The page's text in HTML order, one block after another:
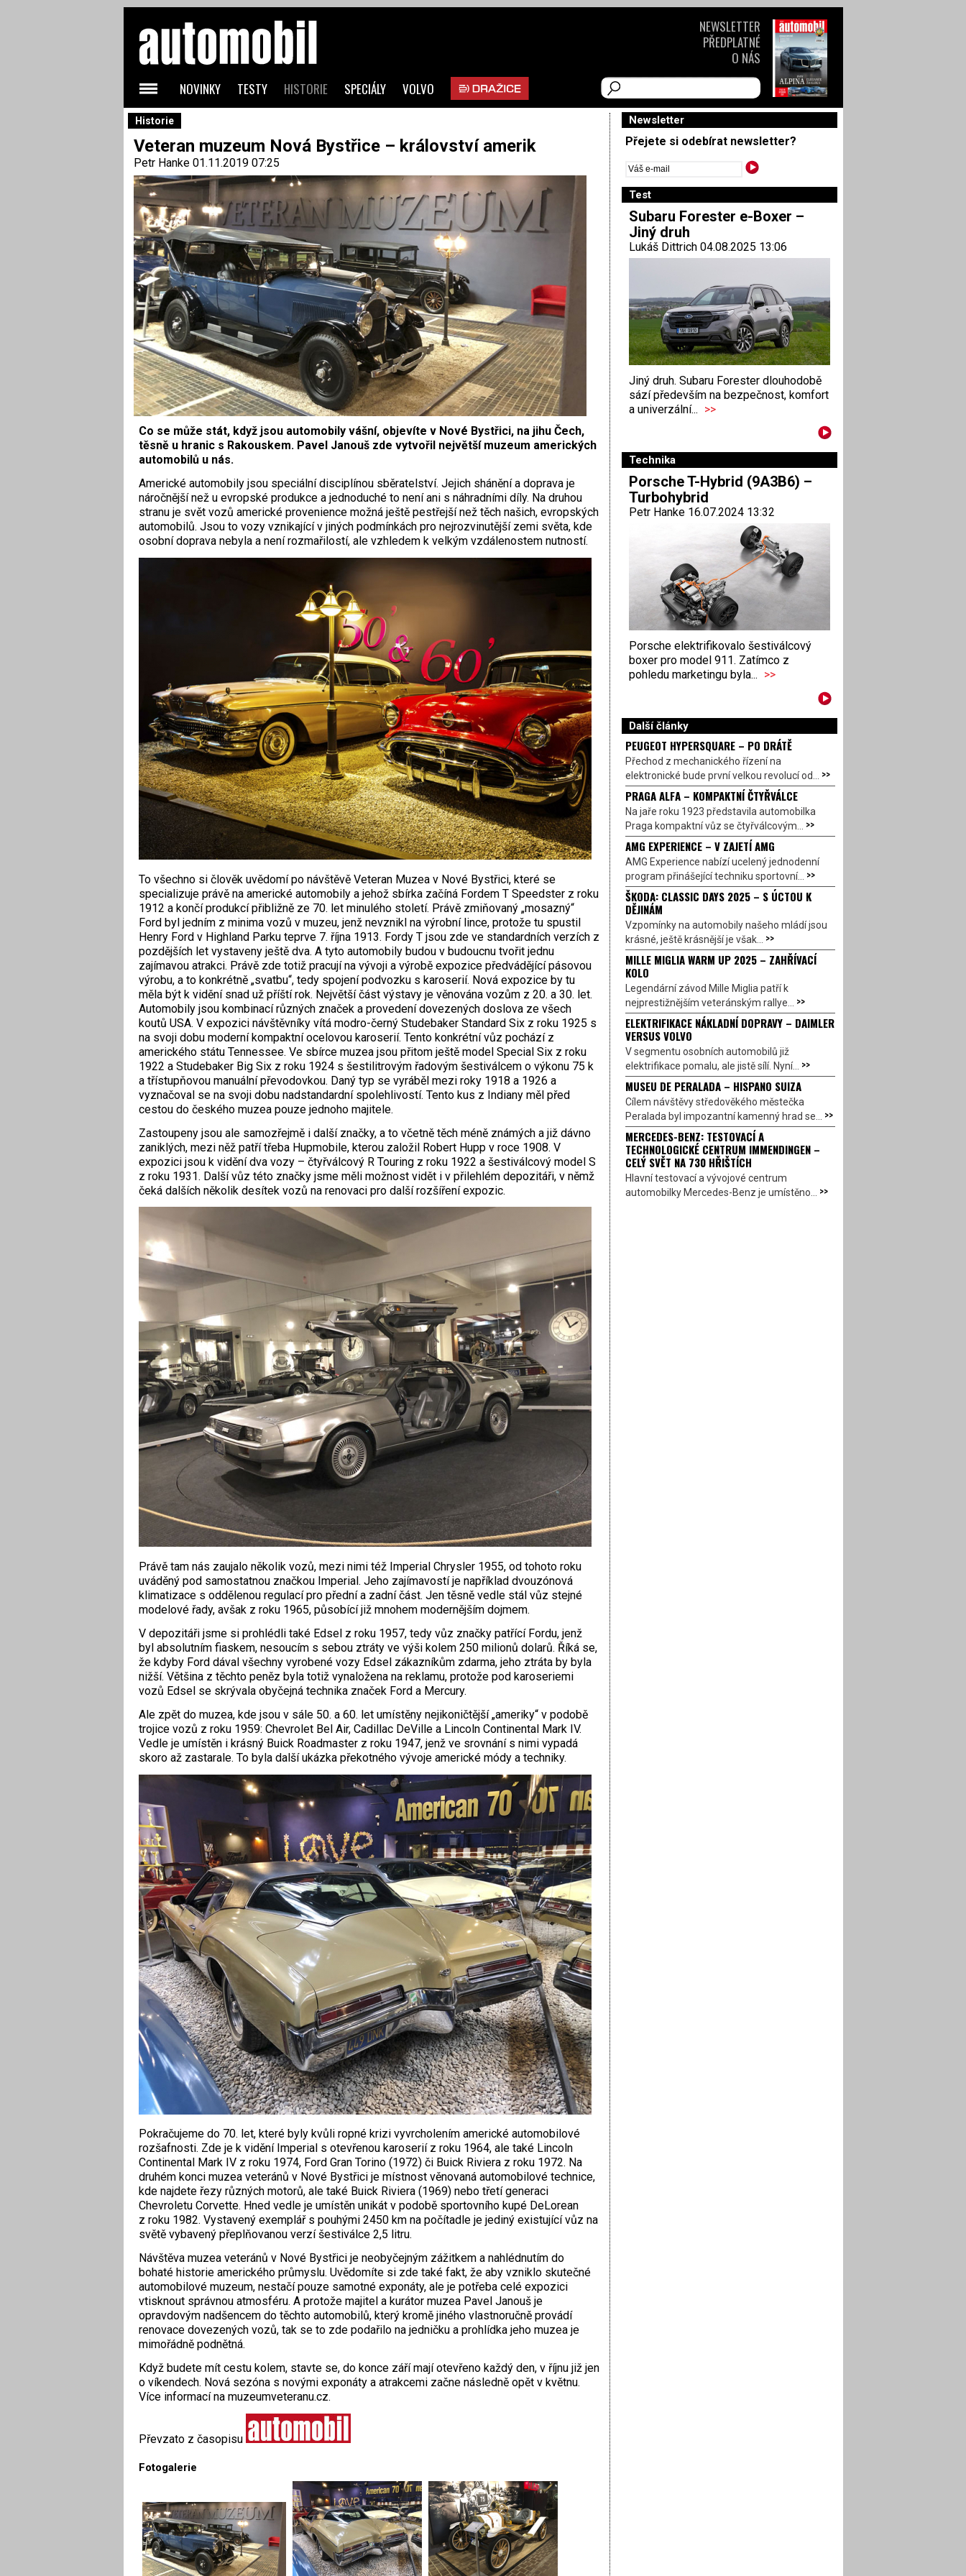
Historie
Veteran muzeum Nová Bystřice – království amerik
Petr Hanke01.11.2019 07:25
Co se může stát, když jsou automobily vášní, objevíte v Nové Bystřici, na jihu Čech,
těsně u hranic s Rakouskem. Pavel Janouš zde vytvořil největší muzeum amerických
automobilů u nás.
Americké automobily jsou speciální disciplínou sběratelství. Jejich shánění a doprava je
náročnější než u evropské produkce a jednoduché to není ani s náhradními díly. Na druhou
stranu je svět vozů americké provenience možná ještě pestřejší než těch našich, evropských
automobilů. Jsou to vozy vznikající v jiných podmínkách pro nejrozvinutější zemi světa, kde
osobní doprava nebyla a není rozmařilostí, ale vzhledem k velkým vzdálenostem nutností.
To všechno si člověk uvědomí po návštěvě Veteran Muzea v Nové Bystřici, které se
specializuje právě na americké automobily a jehož sbírka začíná Fordem T Speedster z roku
1912 a končí produkcí přibližně ze 70. let minulého století. Právě zmiňovaný „mosazný“
Ford byl jedním z minima vozů v muzeu, jenž nevznikl na výrobní lince, protože tu spustil
Henry Ford v Highland Parku teprve 7. října 1913. Fordy T jsou zde ve standardních verzích z
pozdějších let vystaveny ještě dva. A tyto automobily budou v budoucnu tvořit jednu
zajímavou atrakci. Právě zde totiž pracují na vývoji a výrobě expozice předvádějící pásovou
výrobu, a to konkrétně „svatbu“, tedy spojení podvozku s karoserií. Nová expozice by tu
měla být k vidění snad už příští rok. Největší část výstavy je věnována vozům z 20. a 30. let.
Automobily jsou kombinací různých značek a provedení dovezených doslova ze všech
koutů USA. V expozici návštěvníky vítá modro-černý Studebaker Standard Six z roku 1925 s
na svoji dobu moderní kompaktní ocelovou karoserií. Tento konkrétní vůz pochází z
amerického státu Tennessee. Ve sbírce muzea jsou přitom ještě model Special Six z roku
1922 a Studebaker Big Six z roku 1924 s šestilitrovým řadovým šestiválcem o výkonu 75 k
a třístupňovou manuální převodovkou. Daný typ se vyráběl mezi roky 1918 a 1926 a
vyznačoval se na svoji dobu nadstandardní spolehlivostí. Tento kus z Indiany měl před
cestou do českého muzea pouze jednoho majitele.
Zastoupeny jsou ale samozřejmě i další značky, a to včetně těch méně známých a již dávno
zaniklých, mezi něž patří třeba Hupmobile, kterou založil Robert Hupp v roce 1908. V
expozici jsou k vidění dva vozy – čtyřválcový R Touring z roku 1922 a šestiválcový model S
z roku 1931. Další vůz této značky jsme měli možnost vidět i v přilehlém depozitáři, v němž
čeká dalších několik desítek vozů na renovaci pro další rozšíření expozic.
Právě tam nás zaujalo několik vozů, mezi nimi též Imperial Chrysler 1955, od tohoto roku
uváděný pod samostatnou značkou Imperial. Jeho zajímavostí je například dvouzónová
klimatizace s oddělenou regulací pro přední a zadní část. Jen těsně vedle stál vůz stejné
modelové řady, avšak z roku 1965, působící již mnohem modernějším dojmem.
V depozitáři jsme si prohlédli také Edsel z roku 1957, tedy vůz značky patřící Fordu, jenž
byl absolutním fiaskem, nesoucím s sebou ztráty ve výši kolem 250 milionů dolarů. Říká se,
že kdyby Ford dával všechny vyrobené vozy Edsel zákazníkům zdarma, jeho ztráta by byla
nižší. Většina z těchto peněz byla totiž vynaložena na reklamu, protože pod karoseriemi
vozů Edsel se skrývala obyčejná technika značek Ford a Mercury.
Ale zpět do muzea, kde jsou v sále 50. a 60. let umístěny nejikoničtější „ameriky“ v podobě
trojice vozů z roku 1959: Chevrolet Bel Air, Cadillac DeVille a Lincoln Continental Mark IV.
Vedle je umístěn i krásný Buick Roadmaster z roku 1947, jenž ve srovnání s nimi vypadá
skoro až zastarale. To byla další ukázka překotného vývoje americké módy a techniky.
Pokračujeme do 70. let, které byly kvůli ropné krizi vyvrcholením americké automobilové
rozšafnosti. Zde je k vidění Imperial s otevřenou karoserií z roku 1964, ale také Lincoln
Continental Mark IV z roku 1974, Ford Gran Torino (1972) či Buick Riviera z roku 1972. Na
druhém konci muzea veteránů v Nové Bystřici je místnost věnovaná automobilové technice,
kde najdete řezy různých motorů, ale také Buick Riviera (1969) nebo třetí generaci
Chevroletu Corvette. Hned vedle je umístěn unikát v podobě sportovního kupé DeLorean
z roku 1982. Vystavený exemplář s pouhými 2450 km na počítadle je jediný existující vůz na
světě vybavený přeplňovanou verzí šestiválce 2,5 litru.
Návštěva muzea veteránů v Nové Bystřici je neobyčejným zážitkem a nahlédnutím do
bohaté historie amerického průmyslu. Uvědomíte si zde také fakt, že aby vzniklo skutečné
automobilové muzeum, nestačí pouze samotné exponáty, ale je potřeba celé expozici
vtisknout správnou atmosféru. A protože majitel a kurátor muzea Pavel Janouš je
opravdovým nadšencem do těchto automobilů, který kromě jiného vlastnoručně provádí
renovace dovezených vozů, tak se to zde podařilo na jedničku a prohlídka jeho muzea je
mimořádně podnětná.
Když budete mít cestu kolem, stavte se, do konce září mají otevřeno každý den, v říjnu již jen
o víkendech. Nová sezóna s novými exponáty a atrakcemi začne následně opět v květnu.
Více informací na muzeumveteranu.cz.
Převzato z časopisu
Fotogalerie
Newsletter
Přejete si odebírat newsletter?
Test
Subaru Forester e-Boxer –
Jiný druh
Lukáš Dittrich 04.08.2025 13:06
Jiný druh. Subaru Forester dlouhodobě
sází především na bezpečnost, komfort
a univerzální... >>
Technika
Porsche T-Hybrid (9A3B6) –
Turbohybrid
Petr Hanke 16.07.2024 13:32
Porsche elektrifikovalo šestiválcový
boxer pro model 911. Zatímco z
pohledu marketingu byla... >>
Další články
PEUGEOT HYPERSQUARE – PO DRÁTĚ
Přechod z mechanického řízení na
elektronické bude první velkou revolucí od... >>
PRAGA ALFA – KOMPAKTNÍ ČTYŘVÁLCE
Na jaře roku 1923 představila automobilka
Praga kompaktní vůz se čtyřválcovým... >>
AMG EXPERIENCE – V ZAJETÍ AMG
AMG Experience nabízí ucelený jednodenní
program přinášející techniku sportovní... >>
ŠKODA: CLASSIC DAYS 2025 – S ÚCTOU K
DĚJINÁM
Vzpomínky na automobily našeho mládí jsou
krásné, ještě krásnější je však... >>
MILLE MIGLIA WARM UP 2025 – ZAHŘÍVACÍ
KOLO
Legendární závod Mille Miglia patří k
nejprestižnějším veteránským rallye... >>
ELEKTRIFIKACE NÁKLADNÍ DOPRAVY – DAIMLER
VERSUS VOLVO
V segmentu osobních automobilů již
elektrifikace pomalu, ale jistě sílí. Nyní... >>
MUSEU DE PERALADA – HISPANO SUIZA
Cílem návštěvy středověkého městečka
Peralada byl impozantní kamenný hrad se... >>
MERCEDES-BENZ: TESTOVACÍ A
TECHNOLOGICKÉ CENTRUM IMMENDINGEN –
CELÝ SVĚT NA 730 HŘIŠTÍCH
Hlavní testovací a vývojové centrum
automobilky Mercedes-Benz je umístěno... >>
NOVINKY TESTY HISTORIE SPECIÁLY VOLVO
NEWSLETTER
PŘEDPLATNÉ
O NÁS